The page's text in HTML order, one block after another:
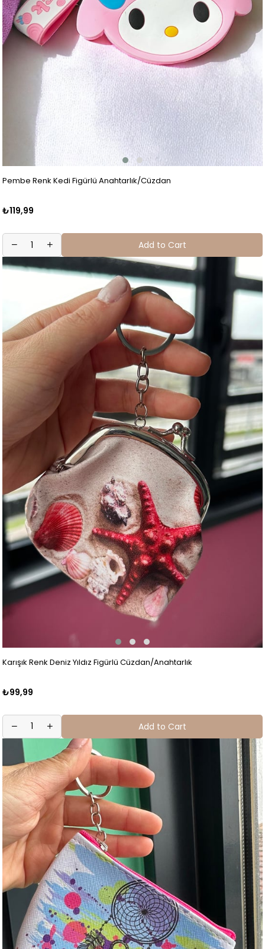
Pembe Renk Kedi Figürlü Anahtarlık/Cüzdan
₺119,99
Add to Cart
Karışık Renk Deniz Yıldız Figürlü Cüzdan/Anahtarlık
₺99,99
Add to Cart